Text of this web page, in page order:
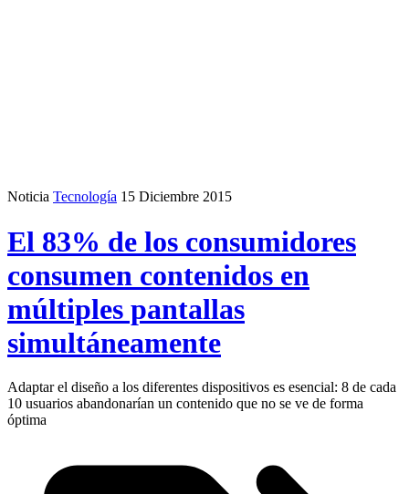
Noticia Tecnología 15 Diciembre 2015
El 83% de los consumidores
consumen contenidos en
múltiples pantallas
simultáneamente
Adaptar el diseño a los diferentes dispositivos es esencial: 8 de cada
10 usuarios abandonarían un contenido que no se ve de forma
óptima